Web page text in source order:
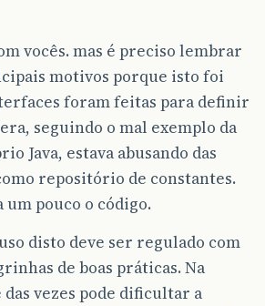
vocês. mas é preciso lembrar
motivos porque isto foi
foram feitas para definir
seguindo o mal exemplo da
Java, estava abusando das
repositório de constantes.
um pouco o código.
disto deve ser regulado com
de boas práticas. Na
vezes pode dificultar a